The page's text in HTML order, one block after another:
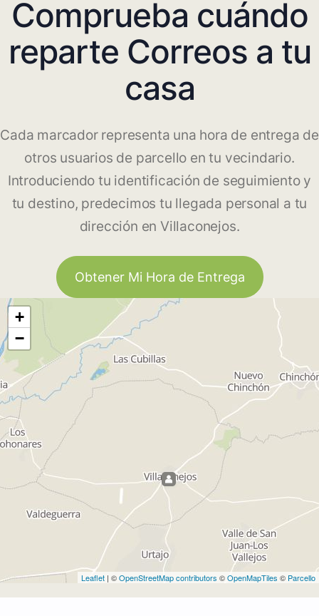
Comprueba cuándo
reparte Correos a tu
casa
Cada marcador representa una hora de entrega de
otros usuarios de parcello en tu vecindario.
Introduciendo tu identificación de seguimiento y
tu destino, predecimos tu llegada personal a tu
dirección en Villaconejos.
Obtener Mi Hora de Entrega
+
−
Leaflet | ©OpenStreetMap contributors ©OpenMapTiles © Parcello